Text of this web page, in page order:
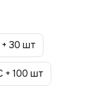
+ 30 шт
+ 100 шт